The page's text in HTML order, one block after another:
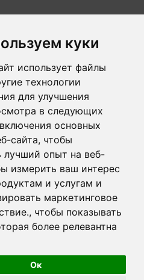
куки
использует файлы
технологии
для улучшения
в следующих
основных
сайта, чтобы
лучший опыт на веб-
измерить ваш интерес
и услугам и
маркетинговое
, чтобы показывать
более релевантна
Ок
Co., Ltd. All rights
представитель)